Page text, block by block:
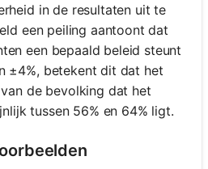
in de resultaten uit te
een peiling aantoont dat
een bepaald beleid steunt
±4%, betekent dit dat het
de bevolking dat het
tussen 56% en 64% ligt.